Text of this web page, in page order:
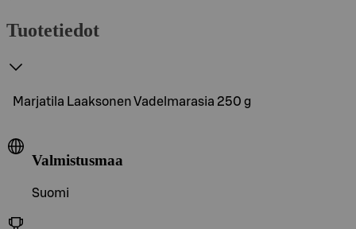
Tuotetiedot
Marjatila Laaksonen Vadelmarasia 250 g
Valmistusmaa
Suomi